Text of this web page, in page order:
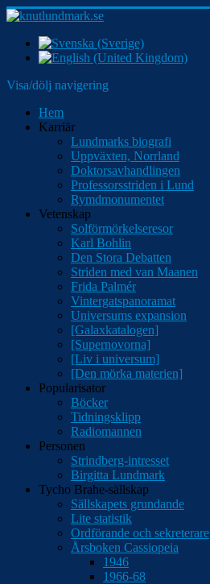
Visa/dölj navigering
Hem
Karriär
Lundmarks biografi
Uppväxten, Norrland
Doktorsavhandlingen
Professorsstriden i Lund
Rymdmonumentet
Vetenskap
Solförmörkelseresor
Karl Bohlin
Den Stora Debatten
Striden med van Maanen
Frida Palmér
Vintergatspanoramat
Universums expansion
[Galaxkatalogen]
[Supernovorna]
[Liv i universum]
[Den mörka materien]
Popularisator
Böcker
Tidningsklipp
Radiomannen
Personen
Strindberg-intresset
Birgitta Lundmark
Tycho Brahe-sällskap
Sällskapets grundande
Lite statistik
Ordförande och sekreterare
Årsboken Cassiopeia
1946
1966-68